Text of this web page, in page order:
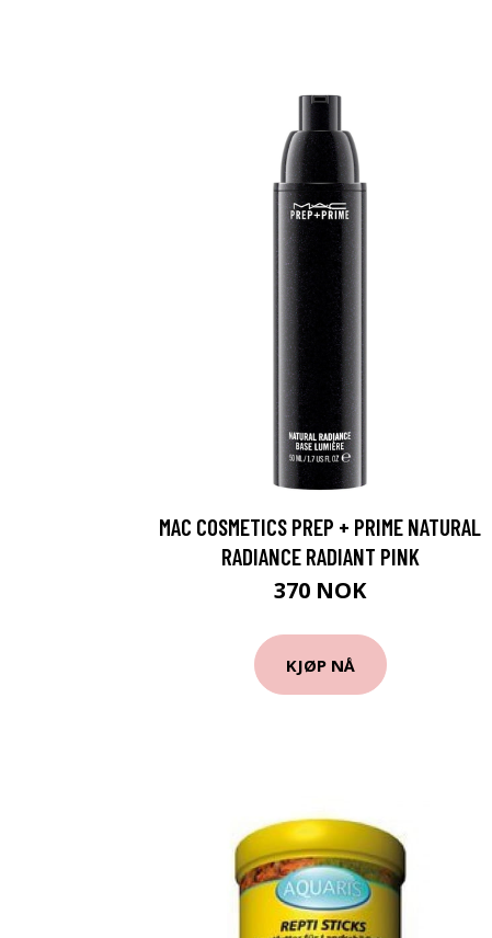
MAC COSMETICS PREP + PRIME NATURAL
RADIANCE RADIANT PINK
370 NOK
KJØP NÅ